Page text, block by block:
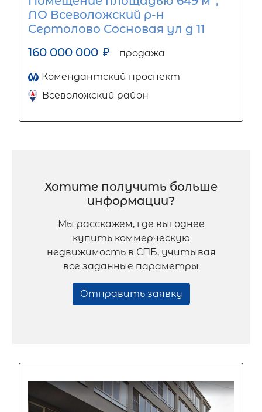
ЛО Всеволожский р-н
Сертолово Сосновая ул д 11
160 000 000 ₽ продажа
Комендантский проспект
Всеволожский район
Хотите получить больше
информации?
Мы расскажем, где выгоднее
купить коммерческую
недвижимость в СПБ, учитывая
все заданные параметры
Отправить заявку